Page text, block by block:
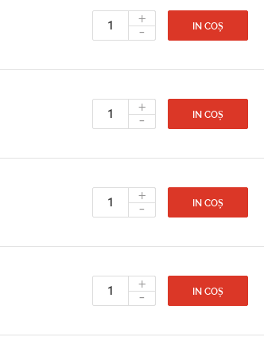
+
- IN COȘ
+
- IN COȘ
+
- IN COȘ
+
- IN COȘ